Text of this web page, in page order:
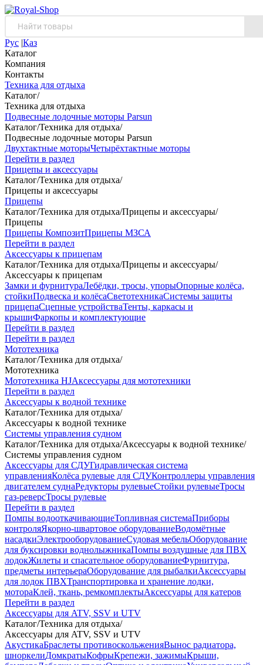
Рус |Қаз
Каталог
Компания
Контакты
Техника для отдыха
Каталог/
Техника для отдыха
Подвесные лодочные моторы Parsun
Каталог/Техника для отдыха/
Подвесные лодочные моторы Parsun
Двухтактные моторыЧетырёхтактные моторы
Перейти в раздел
Прицепы и аксессуары
Каталог/Техника для отдыха/
Прицепы и аксессуары
Прицепы
Каталог/Техника для отдыха/Прицепы и аксессуары/
Прицепы
Прицепы КомпозитПрицепы МЗСА
Перейти в раздел
Аксессуары к прицепам
Каталог/Техника для отдыха/Прицепы и аксессуары/
Аксессуары к прицепам
Замки и фурнитураЛебёдки, тросы, упорыОпорные колёса,
стойкиПодвеска и колёсаСветотехникаСистемы защиты
прицепаСцепные устройстваТенты, каркасы и
крышиФаркопы и комплектующие
Перейти в раздел
Перейти в раздел
Мототехника
Каталог/Техника для отдыха/
Мототехника
Мототехника HJАксессуары для мототехники
Перейти в раздел
Аксессуары к водной технике
Каталог/Техника для отдыха/
Аксессуары к водной технике
Системы управления судном
Каталог/Техника для отдыха/Аксессуары к водной технике/
Системы управления судном
Аксессуары для СДУГидравлическая система
управленияКолёса рулевые для СДУКонтроллеры управления
двигателем суднаРедукторы рулевыеСтойки рулевыеТросы
газ-реверсТросы рулевые
Перейти в раздел
Помпы водооткачивающиеТопливная системаПриборы
контроляЯкорно-швартовое оборудованиеВодомётные
насадкиЭлектрооборудованиеСудовая мебельОборудование
для буксировки воднолыжникаПомпы воздушные для ПВХ
лодокЖилеты и спасательное оборудованиеФурнитура,
предметы интерьераОборудование для рыбалкиАксессуары
для лодок ПВХТранспортировка и хранение лодки,
мотораКлей, ткань, ремкомплектыАксессуары для катеров
Перейти в раздел
Аксессуары для ATV, SSV и UTV
Каталог/Техника для отдыха/
Аксессуары для ATV, SSV и UTV
АкустикаБраслеты противоскольженияВынос радиатора,
шноркелиДомкратыКофрыКрепежи, зажимыКрыши,